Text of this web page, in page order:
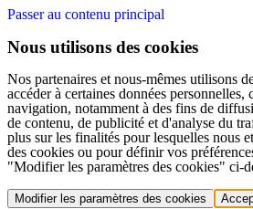
Passer au contenu principal
Nous utilisons des cookies
Nos partenaires et nous-mêmes utilisons
accéder à certaines données personnelles,
navigation, notamment à des fins de
de contenu, de publicité et d'analyse du
plus sur les finalités pour lesquelles nous
des cookies ou pour définir vos
"Modifier les paramètres des cookies" ci-
Modifier les paramètres des cookies